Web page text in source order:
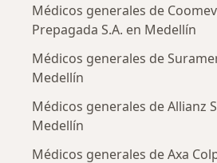
Médicos generales de
Prepagada S.A. en Medellín
Médicos generales de
Medellín
Médicos generales de Allianz
Medellín
Médicos generales de Axa